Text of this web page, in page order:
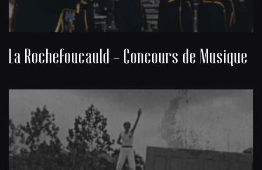
La Rochefoucauld - Concours de Musique